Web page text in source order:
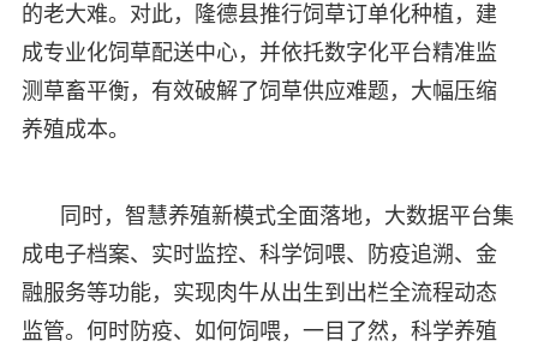
的老大难。对此，隆德县推行饲草订单化种植，建
成专业化饲草配送中心，并依托数字化平台精准监
测草畜平衡，有效破解了饲草供应难题，大幅压缩
养殖成本。
同时，智慧养殖新模式全面落地，大数据平台集
成电子档案、实时监控、科学饲喂、防疫追溯、金
融服务等功能，实现肉牛从出生到出栏全流程动态
监管。何时防疫、如何饲喂，一目了然，科学养殖